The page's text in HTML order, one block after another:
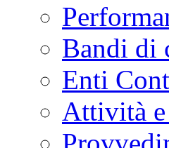
Bandi di
Enti
Attività